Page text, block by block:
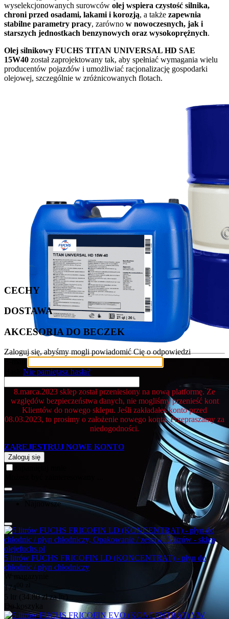
wyselekcjonowanych surowców olej wspiera czystość silnika,
chroni przed osadami, lakami i korozją, a także zapewnia
stabilne parametry pracy, zarówno w nowoczesnych, jak i
starszych jednostkach benzynowych oraz wysokoprężnych.
Olej silnikowy FUCHS TITAN UNIVERSAL HD SAE
15W40 został zaprojektowany tak, aby spełniać wymagania wielu
producentów pojazdów i umożliwiać racjonalizację gospodarki
olejowej, szczególnie w zróżnicowanych flotach.
CECHY
DOSTAWA
AKCESORIA DO BECZEK
Zaloguj się, abyśmy mogli powiadomić Cię o odpowiedzi
Nie pamiętasz hasła?
8.marca.2023 sklep został przeniesiony na nową platformę. Ze
względów bezpieczeństwa danych, nie mogliśmy przenieść kont
Klientów do nowego sklepu. Jeśli zakładałeś konto przed
08.03.2023, to prosimy o założenie nowego konta. Przepraszamy za
niedogodności.
ZAREJESTRUJ NOWE KONTO
Zaloguj się
Najnowsze
5 litrów FUCHS FRICOFIN LD (KONCENTRAT) - płyn do
chłodnic / płyn chłodniczy
174
5 ltr ( 34.80złza ltr)
Do koszyka